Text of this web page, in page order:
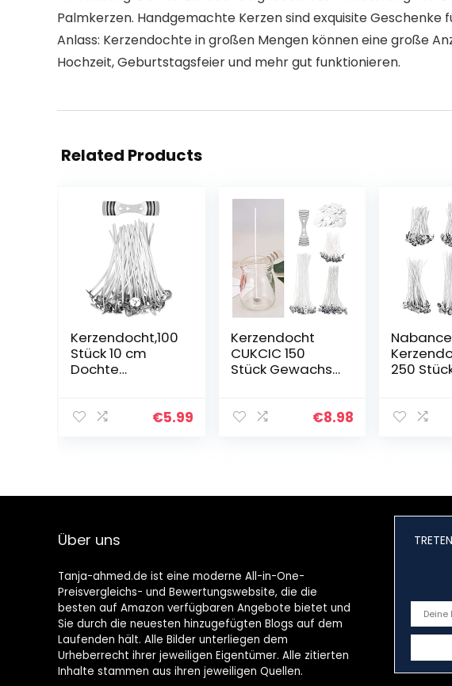
Palmkerzen. Handgemachte Kerzen sind exquisite Geschenke
Anlass: Kerzendochte in großen Mengen können eine große
Hochzeit, Geburtstagsfeier und mehr gut funktionieren.
Related Products
Kerzendocht,100
Stück 10 cm
Dochte
mit Fuß
für…
€5.99
Kerzendocht
CUKCIC 150
Stück Gewachst
Aufklebern
€8.98
Nabance
250
Dochte für
Über uns
Tanja-ahmed.de ist eine moderne All-in-One-
Preisvergleichs- und Bewertungswebsite, die die
besten auf Amazon verfügbaren Angebote bietet und
Sie durch die neuesten hinzugefügten Blogs auf dem
Laufenden hält. Alle Bilder unterliegen dem
Urheberrecht ihrer jeweiligen Eigentümer. Alle zitierten
Inhalte stammen aus ihren jeweiligen Quellen.